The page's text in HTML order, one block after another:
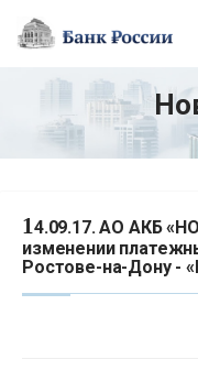
1 4.09.17. АО АКБ
изменении
Ростове-на-Дону -